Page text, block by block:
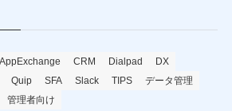
AppExchange CRM Dialpad
DX
Quip SFA Slack TIPS
データ管理
管理者向け